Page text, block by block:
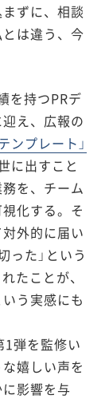
ずに、相談
は違う、今
を持つPRデ
え、広報の
ンプレート」
に出すこと
を、チーム
化する。そ
外的に届い
った」という
たことが、
う実感にも
1弾を監修い
嬉しい声を
影響を与